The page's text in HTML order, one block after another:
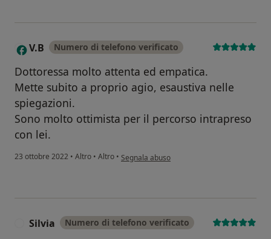
V V.B Numero di telefono verificato
Dottoressa molto attenta ed empatica.
Mette subito a proprio agio, esaustiva nelle
spiegazioni.
Sono molto ottimista per il percorso intrapreso
con lei.
23 ottobre 2022 • Altro • Altro • secondo l'opinione dell'utente V.B
Segnala abuso
Silvia Numero di telefono verificato